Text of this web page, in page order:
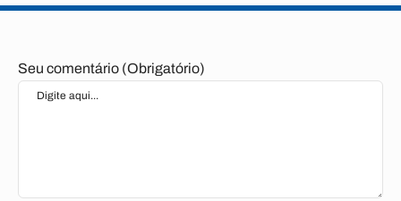
Seu comentário (Obrigatório)